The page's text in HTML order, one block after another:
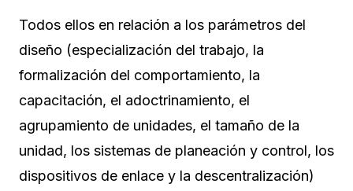
Todos ellos en relación a los parámetros del
diseño (especialización del trabajo, la
formalización del comportamiento, la
capacitación, el adoctrinamiento, el
agrupamiento de unidades, el tamaño de la
unidad, los sistemas de planeación y control, los
dispositivos de enlace y la descentralización)